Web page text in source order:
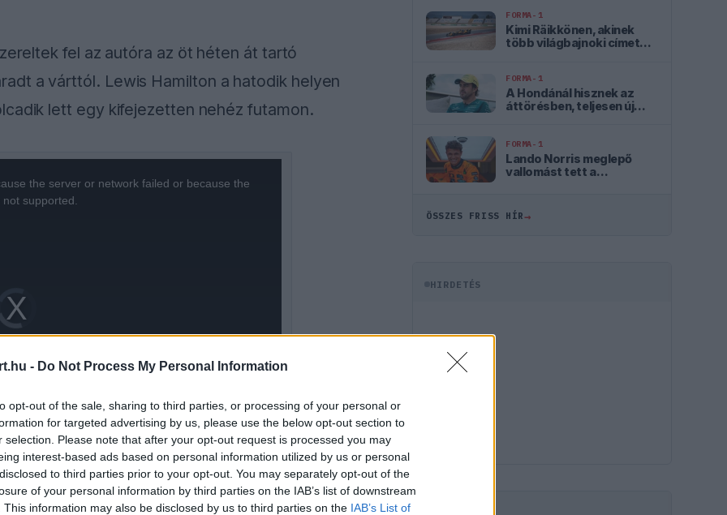
- Do Not Process My Personal Information
opt-out of the sale, sharing to third parties, or processing of your personal or
for targeted advertising by us, please use the below opt-out section to
selection. Please note that after your opt-out request is processed you may
interest-based ads based on personal information utilized by us or personal
to third parties prior to your opt-out. You may separately opt-out of the
of your personal information by third parties on the IAB’s list of downstream
This information may also be disclosed by us to third parties on the IAB’s List of
fel az autóra az öt héten át tartó
a várttól. Lewis Hamilton a hatodik helyen
lett egy kifejezetten nehéz futamon.
Video
Player
loading.
the server or network failed or because the
supported.
azonban fokozatosan veszített a
FORMA-1
Kimi Räikkönen, akinek
több világbajnoki címet
FORMA-1
A Hondánál hisznek az
áttörésben, teljesen új
Aston Martinnal
FORMA-1
Lando Norris meglepő
vallomást tett a
ÖSSZES FRISS HÍR→
HIRDETÉS